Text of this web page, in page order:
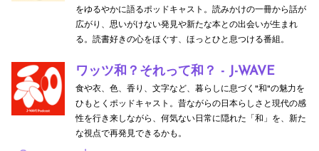
をゆるやかに語るポッドキャスト。読みかけの一冊から話が
広がり、思いがけない発見や新たな本との出会いが生まれ
る。読書好きの心をほぐす、ほっとひと息つける番組。
ワッツ和？それって和？ - J-WAVE
食や衣、色、香り、文字など、暮らしに息づく"和"の魅力を
ひもとくポッドキャスト。昔ながらの日本らしさと現代の感
性を行き来しながら、何気ない日常に隠れた「和」を、新た
な視点で再発見できるかも。